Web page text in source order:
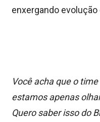
enxergando evolução
Você acha que o
estamos apenas
Quero saber isso do